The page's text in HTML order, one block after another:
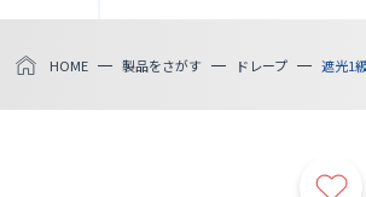
お知らせ
HOME 製品をさがす ドレープ 遮光1